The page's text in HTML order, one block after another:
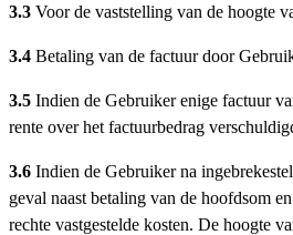
3.3 Voor de vaststelling van de hoogte
3.4 Betaling van de factuur door
3.5 Indien de Gebruiker enige factuur
rente over het factuurbedrag
3.6 Indien de Gebruiker na
geval naast betaling van de hoofdsom
rechte vastgestelde kosten. De hoogte